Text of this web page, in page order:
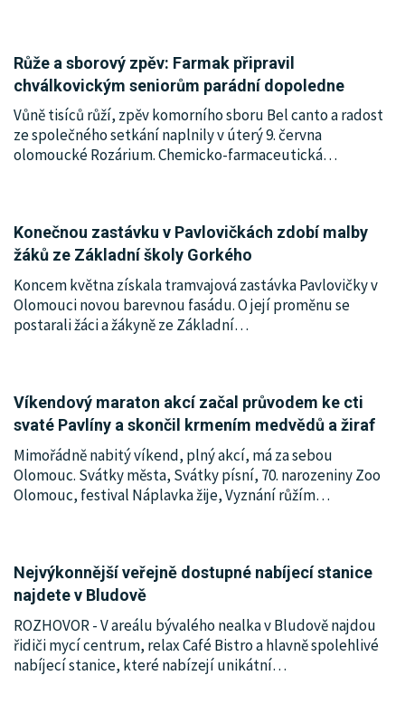
Růže a sborový zpěv: Farmak připravil
chválkovickým seniorům parádní dopoledne
Vůně tisíců růží, zpěv komorního sboru Bel canto a radost
ze společného setkání naplnily v úterý 9. června
olomoucké Rozárium. Chemicko-farmaceutická…
Konečnou zastávku v Pavlovičkách zdobí malby
žáků ze Základní školy Gorkého
Koncem května získala tramvajová zastávka Pavlovičky v
Olomouci novou barevnou fasádu. O její proměnu se
postarali žáci a žákyně ze Základní…
Víkendový maraton akcí začal průvodem ke cti
svaté Pavlíny a skončil krmením medvědů a žiraf
Mimořádně nabitý víkend, plný akcí, má za sebou
Olomouc. Svátky města, Svátky písní, 70. narozeniny Zoo
Olomouc, festival Náplavka žije, Vyznání růžím…
Nejvýkonnější veřejně dostupné nabíjecí stanice
najdete v Bludově
ROZHOVOR - V areálu bývalého nealka v Bludově najdou
řidiči mycí centrum, relax Café Bistro a hlavně spolehlivé
nabíjecí stanice, které nabízejí unikátní…